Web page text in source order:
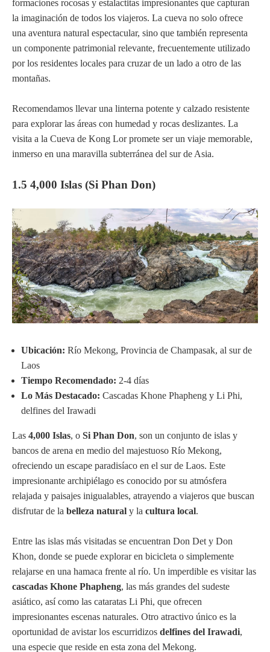
formaciones rocosas y estalactitas impresionantes que capturan
la imaginación de todos los viajeros. La cueva no solo ofrece
una aventura natural espectacular, sino que también representa
un componente patrimonial relevante, frecuentemente utilizado
por los residentes locales para cruzar de un lado a otro de las
montañas.
Recomendamos llevar una linterna potente y calzado resistente
para explorar las áreas con humedad y rocas deslizantes. La
visita a la Cueva de Kong Lor promete ser un viaje memorable,
inmerso en una maravilla subterránea del sur de Asia.
1.5 4,000 Islas (Si Phan Don)
Ubicación: Río Mekong, Provincia de Champasak, al sur de
Laos
Tiempo Recomendado: 2-4 días
Lo Más Destacado: Cascadas Khone Phapheng y Li Phi,
delfines del Irawadi
Las 4,000 Islas, o Si Phan Don, son un conjunto de islas y
bancos de arena en medio del majestuoso Río Mekong,
ofreciendo un escape paradisíaco en el sur de Laos. Este
impresionante archipiélago es conocido por su atmósfera
relajada y paisajes inigualables, atrayendo a viajeros que buscan
disfrutar de la belleza natural y la cultura local.
Entre las islas más visitadas se encuentran Don Det y Don
Khon, donde se puede explorar en bicicleta o simplemente
relajarse en una hamaca frente al río. Un imperdible es visitar las
cascadas Khone Phapheng, las más grandes del sudeste
asiático, así como las cataratas Li Phi, que ofrecen
impresionantes escenas naturales. Otro atractivo único es la
oportunidad de avistar los escurridizos delfines del Irawadi,
una especie que reside en esta zona del Mekong.